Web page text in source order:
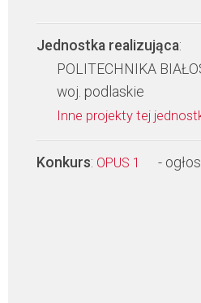
Jednostka realizująca:
POLITECHNIKA
woj. podlaskie
Inne projekty tej
Konkurs: OPUS 1 -